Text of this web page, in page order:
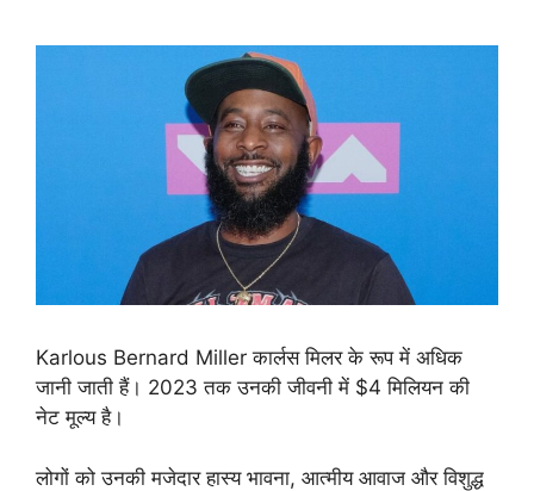
Karlous Bernard Miller कार्लस मिलर के रूप में अधिक
जानी जाती हैं। 2023 तक उनकी जीवनी में $4 मिलियन की
नेट मूल्य है।
लोगों को उनकी मजेदार हास्य भावना, आत्मीय आवाज और विशुद्ध